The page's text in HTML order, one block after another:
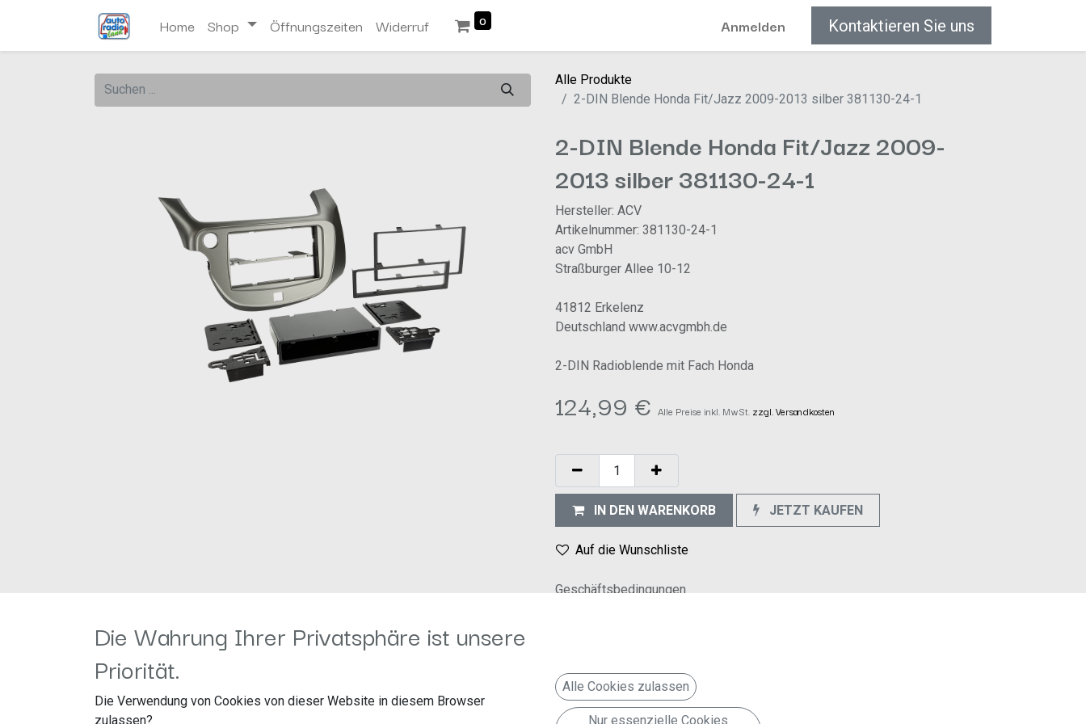
Home Shop Öffnungszeiten Widerruf 0 Anmelden Kontaktieren Sie uns
Alle Produkte
2-DIN Blende Honda Fit/Jazz 2009-2013 silber 381130-24-1
2-DIN Blende Honda Fit/Jazz 2009-
2013 silber 381130-24-1
Hersteller: ACV
Artikelnummer: 381130-24-1
acv GmbH
Straßburger Allee 10-12
41812 Erkelenz
Deutschland www.acvgmbh.de
2-DIN Radioblende mit Fach Honda
124,99 € Alle Preise inkl. MwSt. zzgl. Versandkosten
IN DEN WARENKORB JETZT KAUFEN
Auf die Wunschliste
Geschäftsbedingungen
Für folgende Fahrzeuge geeignet:
Die Wahrung Ihrer Privatsphäre ist unsere
Priorität.
Die Verwendung von Cookies von dieser Website in diesem Browser
zulassen?
Alle Cookies zulassen
Nur essenzielle Cookies